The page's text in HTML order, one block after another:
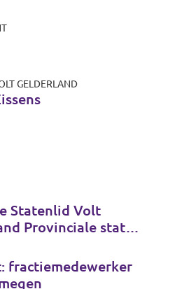
GELDERLAND
Statenlid Volt
staten
fractiemedewerker